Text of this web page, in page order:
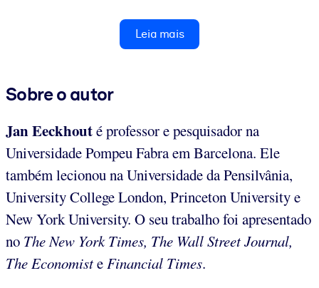
Leia mais
Sobre o autor
Jan Eeckhouté professor e pesquisador na
Universidade Pompeu Fabra em Barcelona. Ele
também lecionou na Universidade da Pensilvânia,
University College London, Princeton University e
New York University. O seu trabalho foi apresentado
no The New York Times, The Wall Street Journal,
The EconomisteFinancial Times.